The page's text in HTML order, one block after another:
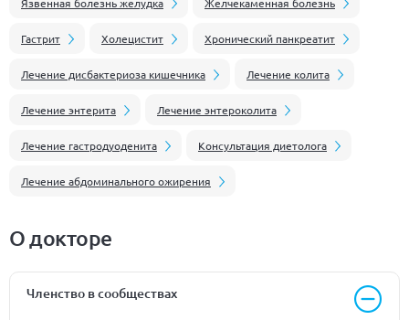
Гастрит Холецистит Хронический панкреатит
Лечение дисбактериоза кишечника Лечение колита
Лечение энтерита Лечение энтероколита
Лечение гастродуоденита Консультация диетолога
Лечение абдоминального ожирения
О докторе
Членство в сообществах